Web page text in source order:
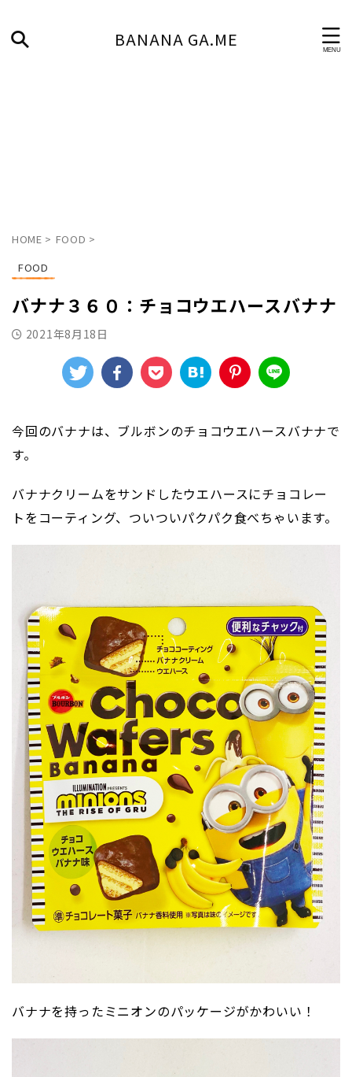
BANANA GA.ME
HOME > FOOD >
FOOD
バナナ３６０：チョコウエハースバナナ
2021年8月18日
今回のバナナは、ブルボンのチョコウエハースバナナで
す。
バナナクリームをサンドしたウエハースにチョコレー
トをコーティング、ついついパクパク食べちゃいます。
バナナを持ったミニオンのパッケージがかわいい！